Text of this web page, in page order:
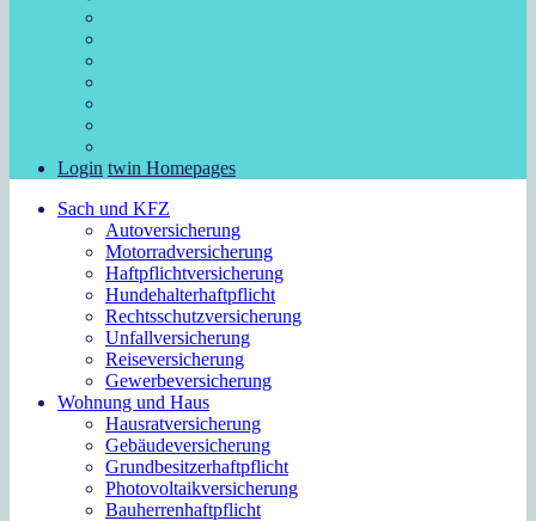
Login twin Homepages
Sach und KFZ
Autoversicherung
Motorradversicherung
Haftpflichtversicherung
Hundehalterhaftpflicht
Rechtsschutzversicherung
Unfallversicherung
Reiseversicherung
Gewerbeversicherung
Wohnung und Haus
Hausratversicherung
Gebäudeversicherung
Grundbesitzerhaftpflicht
Photovoltaikversicherung
Bauherrenhaftpflicht